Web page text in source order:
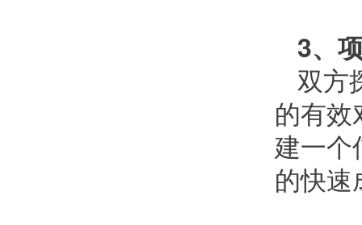
3、
双方
的有
建一个
的快